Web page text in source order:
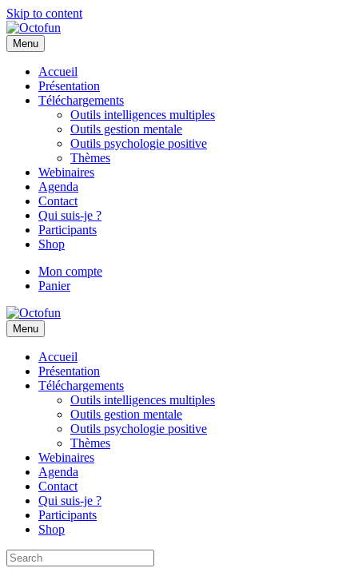
Skip to content
Menu
Accueil
Présentation
Téléchargements
Outils intelligences multiples
Outils gestion mentale
Outils psychologie positive
Thèmes
Webinaires
Agenda
Contact
Qui suis-je ?
Participants
Shop
Mon compte
Panier
Menu
Accueil
Présentation
Téléchargements
Outils intelligences multiples
Outils gestion mentale
Outils psychologie positive
Thèmes
Webinaires
Agenda
Contact
Qui suis-je ?
Participants
Shop